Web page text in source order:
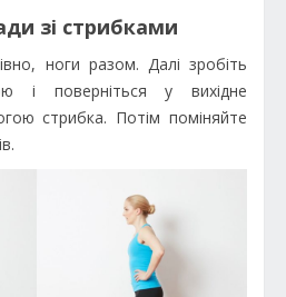
зі стрибками
ноги разом. Далі зробіть
і поверніться у вихідне
стрибка. Потім поміняйте